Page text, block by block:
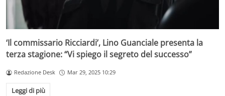
‘Il commissario Ricciardi’, Lino Guanciale presenta la
terza stagione: “Vi spiego il segreto del successo”
Redazione Desk Mar 29, 2025 10:29
Leggi di più